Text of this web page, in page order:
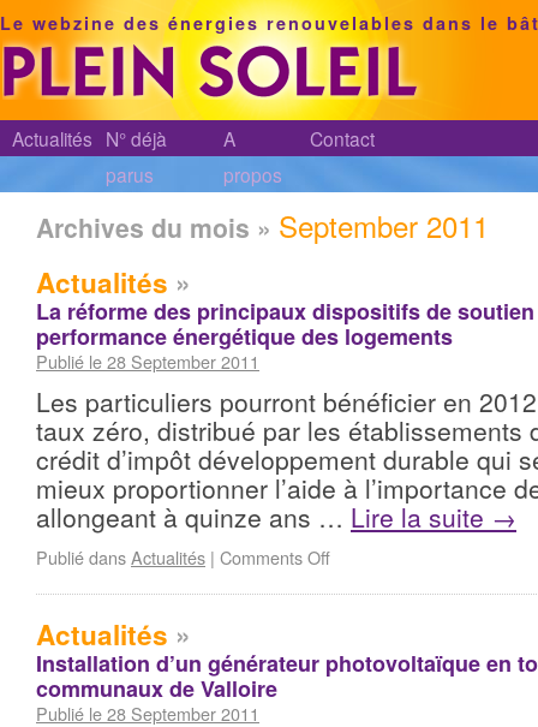
Le webzine des énergies renouvelables dans le
Actualités N° déjà
parus
A
propos
Contact
Archives du mois » September 2011
Actualités »
La réforme des principaux dispositifs de soutien
performance énergétique des logements
Publié le 28 September 2011
Les particuliers pourront bénéficier en
taux zéro, distribué par les établissements
crédit d’impôt développement durable qui
mieux proportionner l’aide à l’importance
allongeant à quinze ans … Lire la suite →
Publié dansActualités | Comments Off
Actualités »
Installation d’un générateur photovoltaïque en
communaux de Valloire
Publié le 28 September 2011